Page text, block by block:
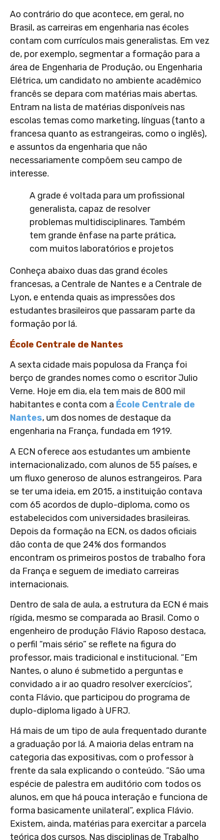
Ao contrário do que acontece, em geral, no
Brasil, as carreiras em engenharia nas écoles
contam com currículos mais generalistas. Em vez
de, por exemplo, segmentar a formação para a
área de Engenharia de Produção, ou Engenharia
Elétrica, um candidato no ambiente acadêmico
francês se depara com matérias mais abertas.
Entram na lista de matérias disponíveis nas
escolas temas como marketing, línguas (tanto a
francesa quanto as estrangeiras, como o inglês),
e assuntos da engenharia que não
necessariamente compõem seu campo de
interesse.
A grade é voltada para um profissional
generalista, capaz de resolver
problemas multidisciplinares. Também
tem grande ênfase na parte prática,
com muitos laboratórios e projetos
Conheça abaixo duas das grand écoles
francesas, a Centrale de Nantes e a Centrale de
Lyon, e entenda quais as impressões dos
estudantes brasileiros que passaram parte da
formação por lá.
École Centrale de Nantes
A sexta cidade mais populosa da França foi
berço de grandes nomes como o escritor Julio
Verne. Hoje em dia, ela tem mais de 800 mil
habitantes e conta com a École Centrale de
Nantes, um dos nomes de destaque da
engenharia na França, fundada em 1919.
A ECN oferece aos estudantes um ambiente
internacionalizado, com alunos de 55 países, e
um fluxo generoso de alunos estrangeiros. Para
se ter uma ideia, em 2015, a instituição contava
com 65 acordos de duplo-diploma, como os
estabelecidos com universidades brasileiras.
Depois da formação na ECN, os dados oficiais
dão conta de que 24% dos formandos
encontram os primeiros postos de trabalho fora
da França e seguem de imediato carreiras
internacionais.
Dentro de sala de aula, a estrutura da ECN é mais
rígida, mesmo se comparada ao Brasil. Como o
engenheiro de produção Flávio Raposo destaca,
o perfil “mais sério” se reflete na figura do
professor, mais tradicional e institucional. “Em
Nantes, o aluno é submetido a perguntas e
convidado a ir ao quadro resolver exercícios”,
conta Flávio, que participou do programa de
duplo-diploma ligado à UFRJ.
Há mais de um tipo de aula frequentado durante
a graduação por lá. A maioria delas entram na
categoria das expositivas, com o professor à
frente da sala explicando o conteúdo. “São uma
espécie de palestra em auditório com todos os
alunos, em que há pouca interação e funciona de
forma basicamente unilateral”, explica Flávio.
Existem, ainda, matérias para exercitar a parcela
teórica dos cursos. Nas disciplinas de Trabalho